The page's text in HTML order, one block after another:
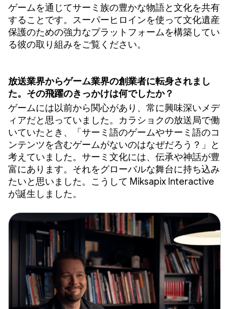
ゲームを通じてサーミ族の豊かな物語と文化を共有
することです。スーパーヒロインを使って文化遺産
保護のための強力なプラットフォームを構築してい
る彼の取り組みをご覧ください。
放送業界からゲーム業界の創業者に転身されまし
た。その飛躍のきっかけは何でしたか？
ゲームには以前から関心があり、常に興味深いメデ
ィアだと思っていました。カラショクの放送局で働
いていたとき、「サーミ語のゲームやサーミ語のコ
ンテンツを含むゲームがないのはなぜだろう？」と
考えていました。サーミ文化には、伝承や神話が豊
富にあります。それをグローバルな舞台に持ち込み
たいと思いました。こうして Miksapix Interactive
が誕生しました。